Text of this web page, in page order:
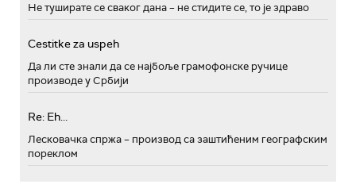
Не туширате се сваког дана – не стидите се, то је здраво
Cestitke za uspeh
Да ли сте знали да се најбоље грамофонске ручице
производе у Србији
Re: Eh...
Лесковачка спржа – производ са заштићеним географским
пореклом